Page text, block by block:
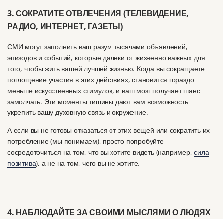
3. СОКРАТИТЕ ОТВЛЕЧЕНИЯ (ТЕЛЕВИДЕНИЕ,
РАДИО, ИНТЕРНЕТ, ГАЗЕТЫ)
СМИ могут заполнить ваш разум тысячами объявлений,
эпизодов и событий, которые далеки от жизненно важных для
того, чтобы жить вашей лучшей жизнью. Когда вы сокращаете
поглощение участия в этих действиях, становится гораздо
меньше искусственных стимулов, и ваш мозг получает шанс
замолчать. Эти моменты тишины дают вам возможность
укрепить вашу духовную связь и окружение.
А если вы не готовы отказаться от этих вещей или сократить их
потребление (мы понимаем), просто попробуйте
сосредоточиться на том, что вы хотите видеть (например, сила
позитива), а не на том, чего вы не хотите.
4. НАБЛЮДАЙТЕ ЗА СВОИМИ МЫСЛЯМИ О ЛЮДЯХ